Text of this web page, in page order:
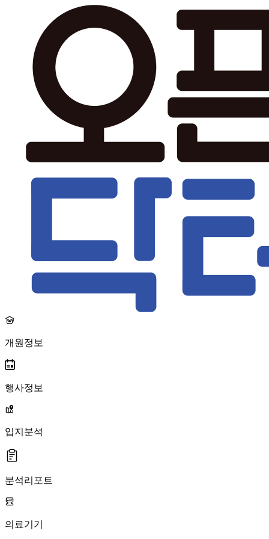
개원정보
행사정보
입지분석
분석리포트
의료기기